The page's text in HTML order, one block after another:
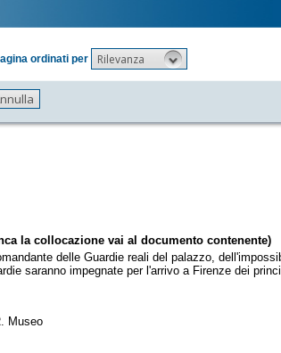
ordinati per Rilevanza